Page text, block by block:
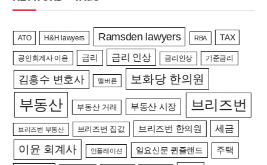
ATO H&H lawyers Ramsden lawyers RBA TAX
공인회계사 이윤 금리 금리 인상 금리인상 기준금리
김흥수 변호사 멜버른 보화당 한의원
부동산 부동산 거래 부동산 시장 브리즈번
브리즈번 부동산 브리즈번 집값 브리즈번 한의원 세금
이윤 회계사 인플레이션 일요신문 퀸즐랜드 주택